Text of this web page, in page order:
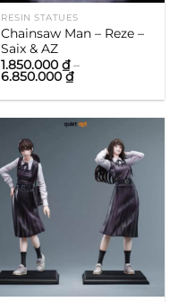
RESIN STATUES
Chainsaw Man – Reze –
Saix & AZ
1.850.000₫ –
6.850.000₫Khoảng
giá:
từ
đến